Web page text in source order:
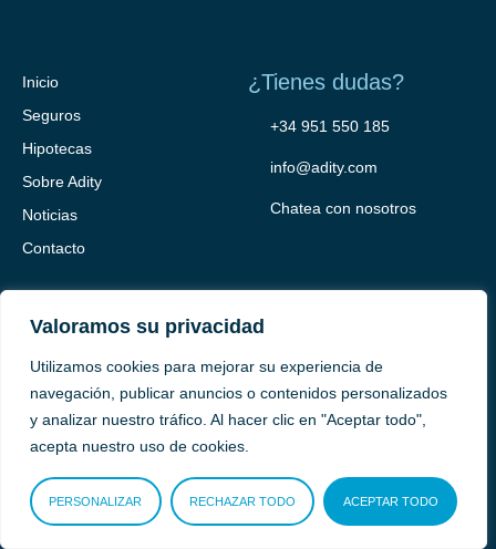
Valoramos su privacidad
Utilizamos cookies para mejorar su experiencia de
navegación, publicar anuncios o contenidos personalizados
y analizar nuestro tráfico. Al hacer clic en "Aceptar todo",
acepta nuestro uso de cookies.
PERSONALIZAR RECHAZAR TODO ACEPTAR TODO
Inicio
Seguros
Hipotecas
Sobre Adity
Noticias
Contacto
¿Tienes dudas?
+34 951 550 185
info@adity.com
Chatea con nosotros
Adity Seguros – Mapa del Sitio –